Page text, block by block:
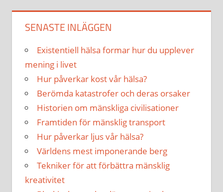
SENASTE INLÄGGEN
Existentiell hälsa formar hur du upplever
mening i livet
Hur påverkar kost vår hälsa?
Berömda katastrofer och deras orsaker
Historien om mänskliga civilisationer
Framtiden för mänsklig transport
Hur påverkar ljus vår hälsa?
Världens mest imponerande berg
Tekniker för att förbättra mänsklig
kreativitet